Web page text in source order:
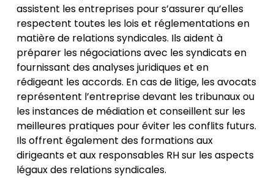
assistent les entreprises pour s’assurer qu’elles
respectent toutes les lois et réglementations en
matière de relations syndicales. Ils aident à
préparer les négociations avec les syndicats en
fournissant des analyses juridiques et en
rédigeant les accords. En cas de litige, les avocats
représentent l’entreprise devant les tribunaux ou
les instances de médiation et conseillent sur les
meilleures pratiques pour éviter les conflits futurs.
Ils offrent également des formations aux
dirigeants et aux responsables RH sur les aspects
légaux des relations syndicales.